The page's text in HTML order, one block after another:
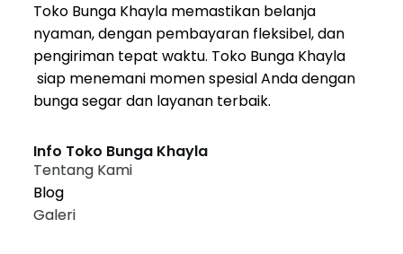
Toko Bunga Khayla memastikan belanja
nyaman, dengan pembayaran fleksibel, dan
pengiriman tepat waktu. Toko Bunga Khayla
siap menemani momen spesial Anda dengan
bunga segar dan layanan terbaik.
Info Toko Bunga Khayla
Tentang Kami
Blog
Galeri